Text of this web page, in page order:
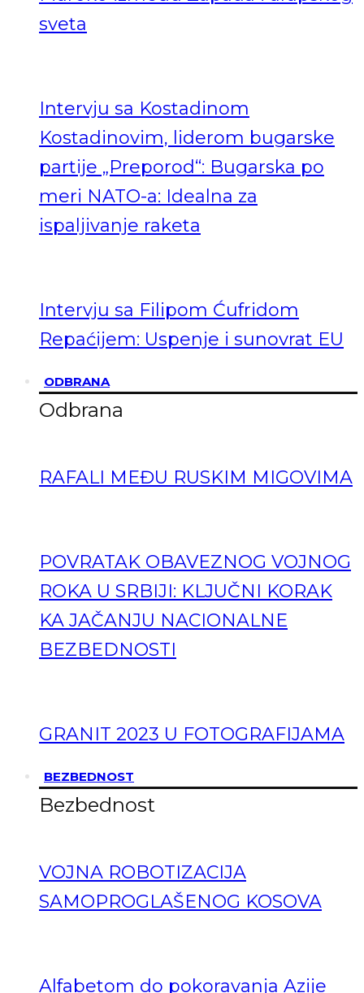
sveta
Intervju sa Kostadinom
Kostadinovim, liderom bugarske
partije „Preporod“: Bugarska po
meri NATO-a: Idealna za
ispaljivanje raketa
Intervju sa Filipom Ćufridom
Repaćijem: Uspenje i sunovrat EU
ODBRANA
Odbrana
RAFALI MEĐU RUSKIM MIGOVIMA
POVRATAK OBAVEZNOG VOJNOG
ROKA U SRBIJI: KLJUČNI KORAK
KA JAČANJU NACIONALNE
BEZBEDNOSTI
GRANIT 2023 U FOTOGRAFIJAMA
BEZBEDNOST
Bezbednost
VOJNA ROBOTIZACIJA
SAMOPROGLAŠENOG KOSOVA
Alfabetom do pokoravanja Azije